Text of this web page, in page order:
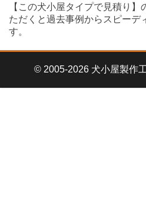
【この犬小屋タイプで見積り
ただくと過去事例からスピーデ
す。
© 2005-2026 犬小屋製作